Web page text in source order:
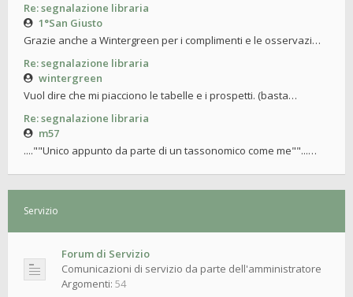
Re: segnalazione libraria
1°San Giusto
Grazie anche a Wintergreen per i complimenti e le osservazi…
Re: segnalazione libraria
wintergreen
Vuol dire che mi piacciono le tabelle e i prospetti. (basta…
Re: segnalazione libraria
m57
....""Unico appunto da parte di un tassonomico come me""...…
Servizio
Forum di Servizio
Comunicazioni di servizio da parte dell'amministratore
Argomenti: 54